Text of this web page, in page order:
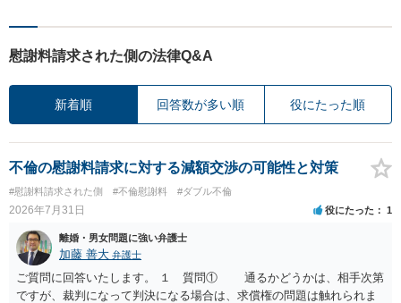
慰謝料請求された側の法律Q&A
新着順 回答数が多い順 役にたった順
不倫の慰謝料請求に対する減額交渉の可能性と対策
#慰謝料請求された側 #不倫慰謝料 #ダブル不倫
2026年7月31日 役にたった 1
離婚・男女問題に強い弁護士
加藤 善大 弁護士
ご質問に回答いたします。 １ 質問① 通るかどうかは、相手次第
ですが、裁判になって判決になる場合は、求償権の問題は触れられま